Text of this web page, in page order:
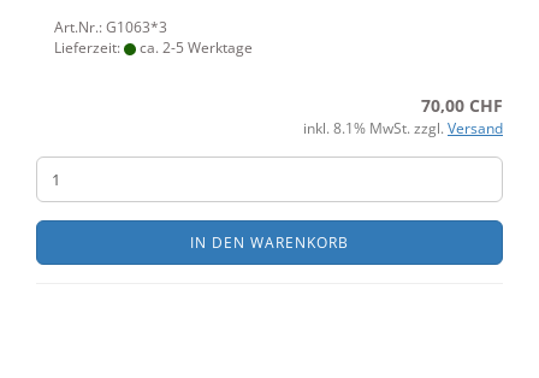
Art.Nr.: G1063*3
Lieferzeit:
ca. 2-5 Werktage
70,00 CHF
inkl. 8.1% MwSt. zzgl. Versand
IN DEN WARENKORB